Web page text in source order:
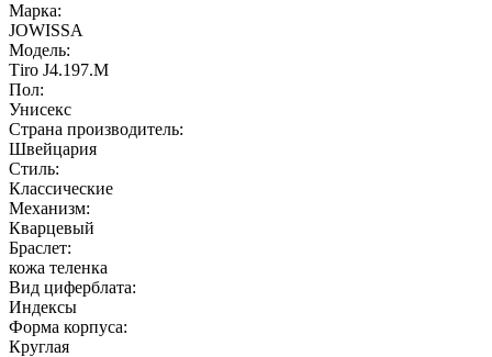
Марка:
JOWISSA
Модель:
Тirо J4.197.М
Пол:
Унисекс
Страна производитель:
Швейцария
Стиль:
Классические
Механизм:
Кварцевый
Браслет:
кожа теленка
Вид циферблата:
Индексы
Форма корпуса:
Круглая